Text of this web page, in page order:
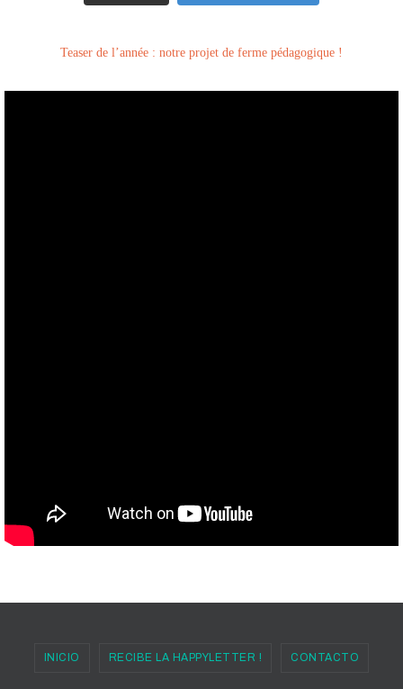
Teaser de l’année : notre projet de ferme pédagogique !
INICIO RECIBE LA HAPPYLETTER ! CONTACTO